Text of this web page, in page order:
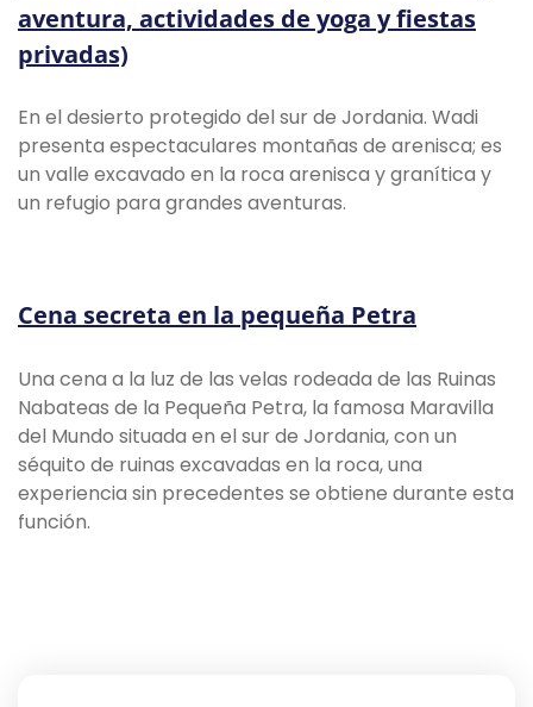
aventura, actividades de yoga y fiestas
privadas)
En el desierto protegido del sur de Jordania. Wadi
presenta espectaculares montañas de arenisca; es
un valle excavado en la roca arenisca y granítica y
un refugio para grandes aventuras.
Cena secreta en la pequeña Petra
Una cena a la luz de las velas rodeada de las Ruinas
Nabateas de la Pequeña Petra, la famosa Maravilla
del Mundo situada en el sur de Jordania, con un
séquito de ruinas excavadas en la roca, una
experiencia sin precedentes se obtiene durante esta
función.